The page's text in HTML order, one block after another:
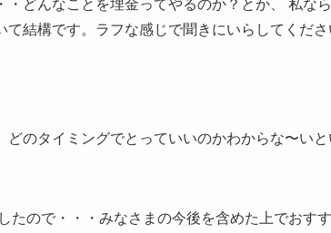
どんなことを埋金ってやるのか？とか、 私な
結構です。ラフな感じで聞きにいらしてくださ
のタイミングでとっていいのかわからな〜い
たので・・・みなさまの今後を含めた上でおす